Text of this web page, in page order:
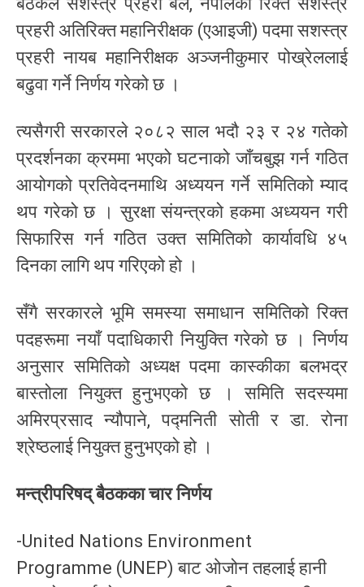
प्रहरी अतिरिक्त महानिरीक्षक (एआइजी) पदमा सशस्त्र
प्रहरी नायब महानिरीक्षक अञ्जनीकुमार पोख्रेललाई
बढुवा गर्ने निर्णय गरेको छ ।
त्यसैगरी सरकारले २०८२ साल भदौ २३ र २४ गतेको
प्रदर्शनका क्रममा भएको घटनाको जाँचबुझ गर्न गठित
आयोगको प्रतिवेदनमाथि अध्ययन गर्ने समितिको म्याद
थप गरेको छ । सुरक्षा संयन्त्रको हकमा अध्ययन गरी
सिफारिस गर्न गठित उक्त समितिको कार्यावधि ४५
दिनका लागि थप गरिएको हो ।
सँगै सरकारले भूमि समस्या समाधान समितिको रिक्त
पदहरूमा नयाँ पदाधिकारी नियुक्ति गरेको छ । निर्णय
अनुसार समितिको अध्यक्ष पदमा कास्कीका बलभद्र
बास्तोला नियुक्त हुनुभएको छ । समिति सदस्यमा
अमिरप्रसाद न्यौपाने, पद्मनिती सोती र डा. रोना
श्रेष्ठलाई नियुक्त हुनुभएको हो ।
मन्त्रीपरिषद् बैठकका चार निर्णय
-United Nations Environment
Programme (UNEP) बाट ओजोन तहलाई हानी